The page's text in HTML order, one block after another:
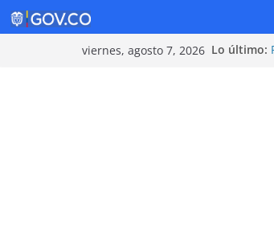
viernes, agosto 7, 2026 Lo último: